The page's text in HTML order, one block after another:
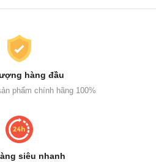
hàng đầu
phẩm chính hãng 100%
siêu nhanh